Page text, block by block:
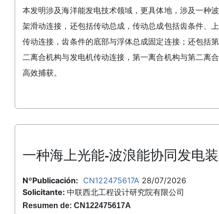
本发明涉及海洋能发电技术领域，更具体地，涉及一种
架滑动连接，还包括传动总成，传动总成包括齿条件、
传动连接，齿条件的底部与浮体总成固定连接；还包括
二离合机构与发电机传动连接，第一离合机构与第二离
高效捕获。
一种海上光能-波浪能协同发电
NºPublicación: CN122475617A 28/07/2026
Solicitante: 中联西北工程设计研究院有限公司
Resumen de: CN122475617A